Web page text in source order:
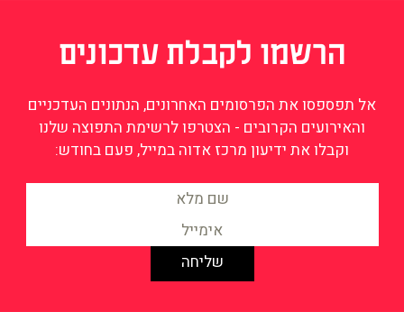
הרשמו לקבלת עדכונים
אל תפספסו את הפרסומים האחרונים, הנתונים העדכניים
והאירועים הקרובים - הצטרפו לרשימת התפוצה שלנו
וקבלו את ידיעון מרכז אדוה במייל, פעם בחודש: